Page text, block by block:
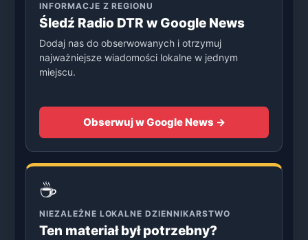
INFORMACJE Z REGIONU
Śledź Radio DTR w Google News
Dodaj nas do obserwowanych i otrzymuj
najważniejsze wiadomości lokalne w jednym
miejscu.
Obserwuj w Google News →
☕
NIEZALEŻNE LOKALNE DZIENNIKARSTWO
Ten materiał był potrzebny?